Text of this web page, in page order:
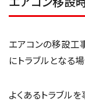
エアコンの移設工
にトラブルとなる
よくあるトラブル